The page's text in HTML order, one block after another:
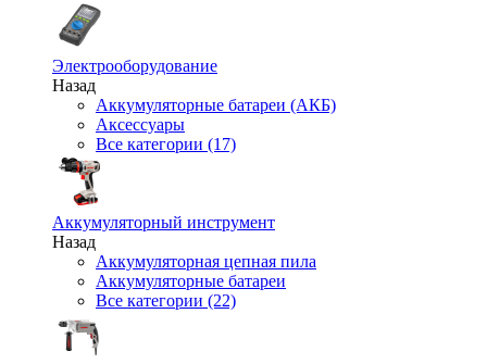
Электрооборудование
Назад
Аккумуляторные батареи (АКБ)
Аксессуары
Все категории (17)
Аккумуляторный инструмент
Назад
Аккумуляторная цепная пила
Аккумуляторные батареи
Все категории (22)